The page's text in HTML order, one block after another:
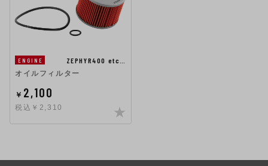
ENGINE
ZEPHYR400 etc…
オイルフィルター
￥ 2,100
税込￥2,310